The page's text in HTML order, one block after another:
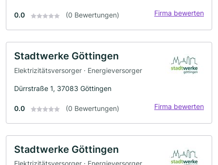
0.0 (0 Bewertungen) Firma bewerten
Stadtwerke Göttingen
Elektrizitätsversorger · Energieversorger
Dürrstraße 1, 37083 Göttingen
0.0 (0 Bewertungen) Firma bewerten
Stadtwerke Göttingen